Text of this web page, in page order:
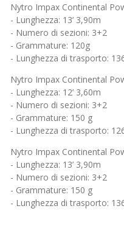
Nytro Impax Continental
- Lunghezza: 13’ 3,90m
- Numero di sezioni: 3+2
- Grammature: 120g
- Lunghezza di trasporto:
Nytro Impax Continental
- Lunghezza: 12’ 3,60m
- Numero di sezioni: 3+2
- Grammature: 150 g
- Lunghezza di trasporto:
Nytro Impax Continental
- Lunghezza: 13’ 3,90m
- Numero di sezioni: 3+2
- Grammature: 150 g
- Lunghezza di trasporto: